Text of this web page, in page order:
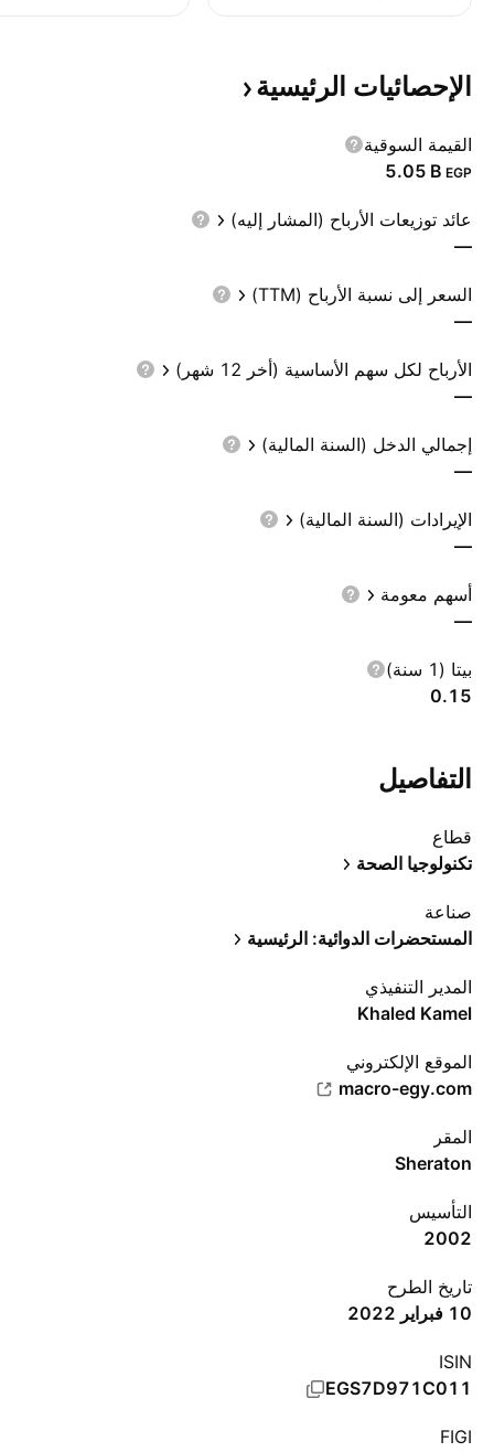
الإحصائيات الرئيسية
القيمة السوقية
‪5.05 B‬ EGP
عائد توزيعات الأرباح (المشار إليه)
—
السعر إلى نسبة الأرباح (TTM)
—
الأرباح لكل سهم الأساسية (أخر 12 شهر)
—
إجمالي الدخل (السنة المالية)
—
الإيرادات (السنة المالية)
—
أسهم معومة
—
بيتا (1 سنة)
0.15
التفاصيل
قطاع
تكنولوجيا الصحة
صناعة
المستحضرات الدوائية: الرئيسية
المدير التنفيذي
Khaled Kamel
الموقع الإلكتروني
macro-egy.com
المقر
Sheraton
التأسيس
2002
تاريخ الطرح
10 فبراير 2022
ISIN
EGS7D971C011
FIGI